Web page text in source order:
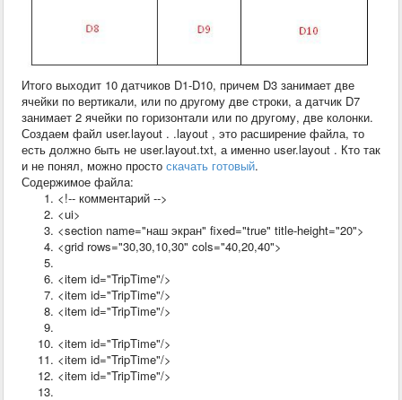
Итого выходит 10 датчиков D1-D10, причем D3 занимает две
ячейки по вертикали, или по другому две строки, а датчик D7
занимает 2 ячейки по горизонтали или по другому, две колонки.
Создаем файл user.layout . .layout , это расширение файла, то
есть должно быть не user.layout.txt, а именно user.layout . Кто так
и не понял, можно просто скачать готовый.
Содержимое файла:
<!-- комментарий -->
<ui>
<section name="наш экран" fixed="true" title-height="20">
<grid rows="30,30,10,30" cols="40,20,40">
<item id="TripTime"/>
<item id="TripTime"/>
<item id="TripTime"/>
<item id="TripTime"/>
<item id="TripTime"/>
<item id="TripTime"/>